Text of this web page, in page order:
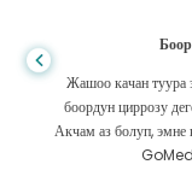
Жашоо качан туура
боордун циррозу
Акчам аз болуп,